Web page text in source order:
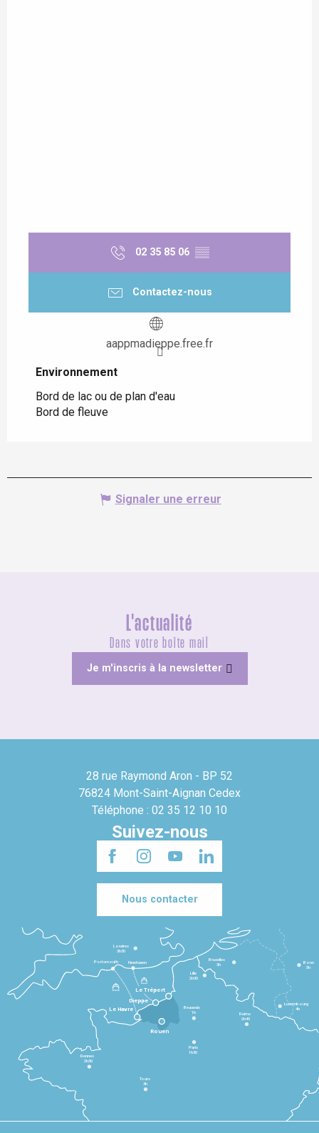
02 35 85 06 ▒▒
Contactez-nous
aappmadieppe.free.fr
Environnement
Environnement
Bord de lac ou de plan d'eau
Bord de fleuve
Signaler une erreur
L'actualité
Dans votre boîte mail
Je m'inscris à la newsletter
28 rue Raymond Aron - BP 52
76824 Mont-Saint-Aignan Cedex
Téléphone : 02 35 12 10 10
Suivez-nous
Nous contacter
Le Havre
Dieppe
Le Tréport
Rennes
2h30
Tours
3h
Paris
1h30
Beauvais
1h
Reims
2h45
Lille
2h30
Bruxelles
3h
Londres
3h30
Newhaven
Portsmouth
Bonn
5h
Luxembourg
4h
Rouen